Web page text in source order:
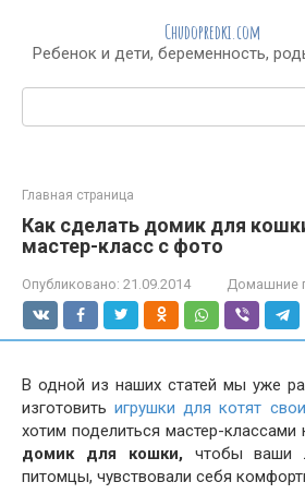
контенту
Chudopredki.com
Ребенок и дети, беременность,
Поиск:
Главная страница
Как сделать домик для
мастер-класс с фото
Опубликовано: 21.09.2014 Домашние
В одной из наших статей мы уже
изготовитьигрушки для котят
хотим поделиться мастер-классами
домик для кошки, чтобы ваши
питомцы, чувствовали себя